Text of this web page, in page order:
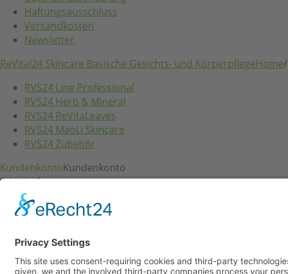
Haftungsausschluss
Versandkosten
Newsletter
ReVital24 Skincare Basische Gesichts- und KörperpflegeHome/
RVS24 Line Professional
RVS24 Herb & Mineral
RVS24 ReVitaLeaves
RVS24 MaoLi Skincare
RVS24 Zubehör
KundenkontoKundenkonto
E-Mail / Benutzername:
Passwort: